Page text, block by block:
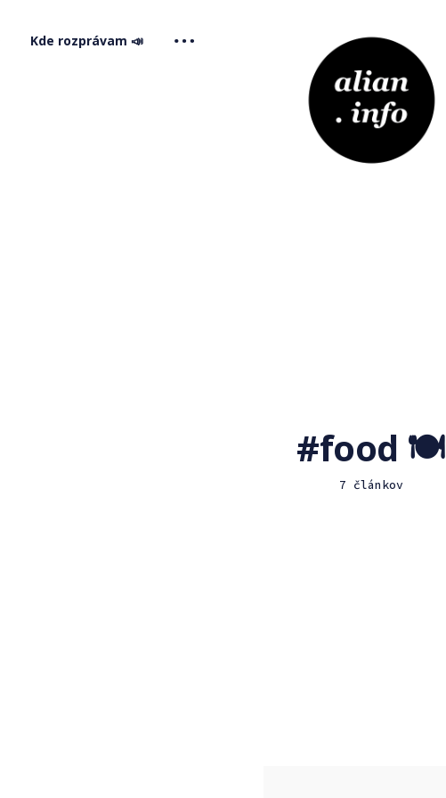
Kde rozprávam 📣
food 🍽
7 článkov